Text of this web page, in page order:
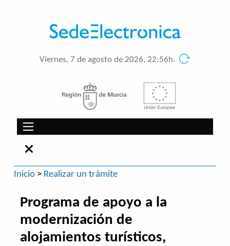
Viernes, 7 de agosto de 2026, 22:56h.
Inicio> Realizar un trámite
Programa de apoyo a la
modernización de
alojamientos turísticos,